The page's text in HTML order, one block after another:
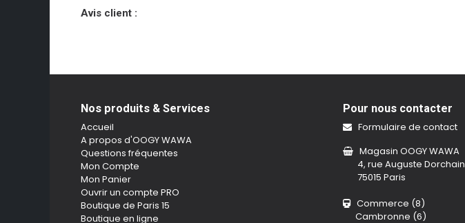
Avis client :
Nos produits & Services
Accueil
A propos d'OOGY WAWA
Questions fréquentes
Mon Compte
Mon Panier
Ouvrir un compte PRO
Boutique de Paris 15
Boutique en ligne
Pour nous contacter
Formulaire de contact
Magasin OOGY WAWA
4, rue Auguste Dorchain
75015 Paris
Commerce (8)
Cambronne (6)